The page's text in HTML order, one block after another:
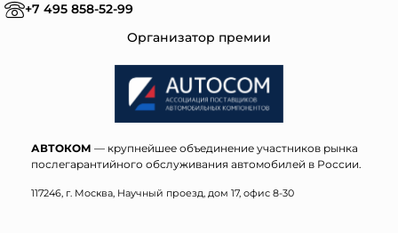
+7 495 858-52-99
Организатор премии
АВТОКОМ — крупнейшее объединение участников рынка
послегарантийного обслуживания автомобилей в России.
117246, г. Москва, Научный проезд, дом 17, офис 8-30